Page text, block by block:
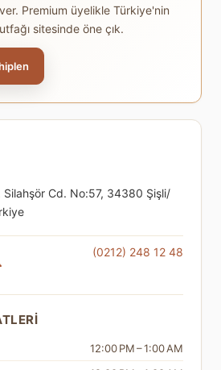
Premium üyelikle Türkiye'nin
sitesinde öne çık.
Silahşör Cd. No:57, 34380 Şişli/
(0212) 248 12 48
12:00 PM – 1:00 AM